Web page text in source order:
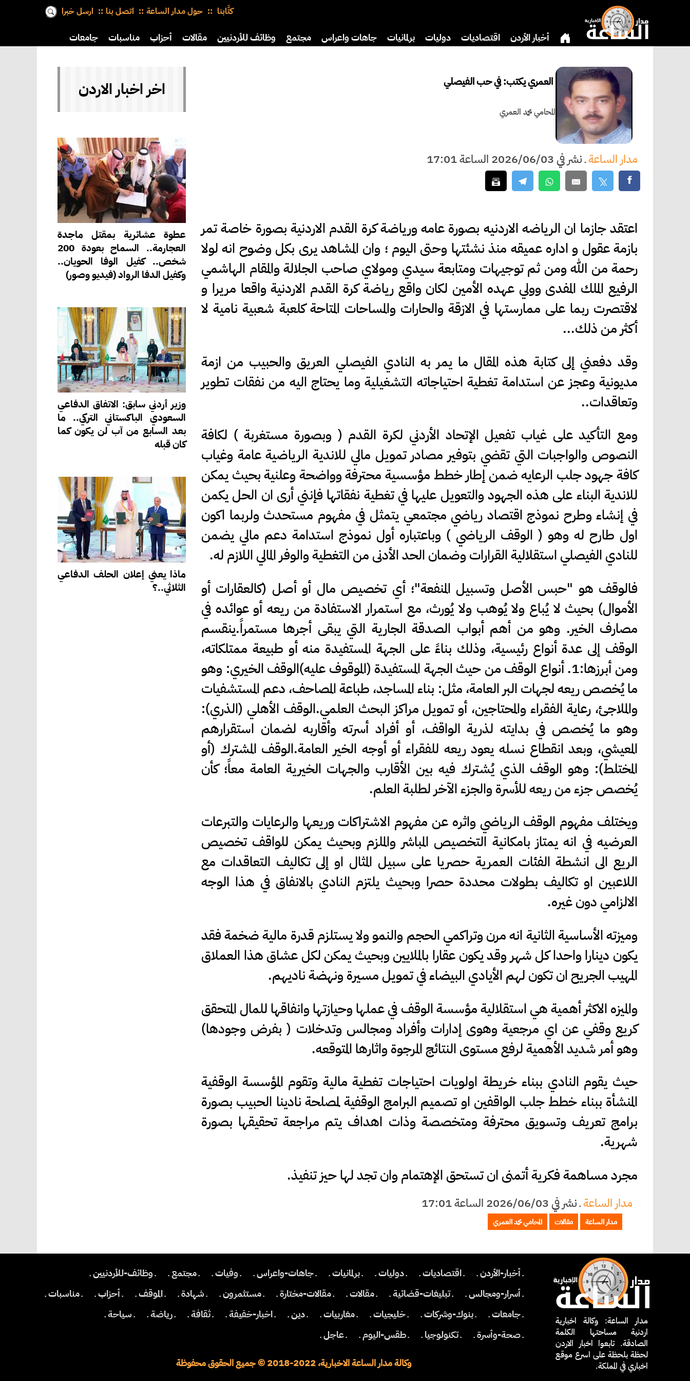
كتَّابنا حول مدار الساعة اتصل بنا ارسل خبرا
أخبار الأردن اقتصاديات دوليات برلمانيات جاهات واعراس مجتمع وظائف للأردنيين مقالات أحزاب مناسبات جامعات
العمري يكتب: في حب الفيصلي
المحامي محمد العمري
مدار الساعةـنشر في 2026/06/03 الساعة 17:01
اعتقد جازما ان الرياضه الاردنيه بصورة عامه ورياضة كرة القدم الاردنية بصورة خاصة تمر
بازمة عقول و اداره عميقه منذ نشئتها وحتى اليوم ؛ وان المشاهد يرى بكل وضوح انه لولا
رحمة من الله ومن ثم توجيهات ومتابعة سيدي ومولاي صاحب الجلالة والمقام الهاشمي
الرفيع الملك المفدى وولي عهده الأمين لكان واقع رياضة كرة القدم الاردنية واقعا مريرا و
لاقتصرت ربما على ممارستها في الازقة والحارات والمساحات المتاحة كلعبة شعبية نامية لا
أكثر من ذلك...
وقد دفعني إلى كتابة هذه المقال ما يمر به النادي الفيصلي العريق والحبيب من ازمة
مديونية وعجز عن استدامة تغطية احتياجاته التشغيلية وما يحتاج اليه من نفقات تطوير
وتعاقدات..
ومع التأكيد على غياب تفعيل الإتحاد الأردني لكرة القدم ( وبصورة مستغربة ) لكافة
النصوص والواجبات التي تقضي بتوفير مصادر تمويل مالي للاندية الرياضية عامة وغياب
كافة جهود جلب الرعايه ضمن إطار خطط مؤسسية محترفة وواضحة وعلنية بحيث يمكن
للاندية البناء على هذه الجهود والتعويل عليها في تغطية نفقاتها فإنني أرى ان الحل يكمن
في إنشاء وطرح نموذج اقتصاد رياضي مجتمعي يتمثل في مفهوم مستحدث ولربما اكون
اول طارح له وهو ( الوقف الرياضي ) وباعتباره أول نموذج استدامة دعم مالي يضمن
للنادي الفيصلي استقلالية القرارات وضمان الحد الأدنى من التغطية والوفر المالي اللازم له.
فالوقف هو "حبس الأصل وتسبيل المنفعة"؛ أي تخصيص مال أو أصل (كالعقارات أو
الأموال) بحيث لا يُباع ولا يُوهب ولا يُورث، مع استمرار الاستفادة من ريعه أو عوائده في
مصارف الخير. وهو من أهم أبواب الصدقة الجارية التي يبقى أجرها مستمراً.ينقسم
الوقف إلى عدة أنواع رئيسية، وذلك بناءً على الجهة المستفيدة منه أو طبيعة ممتلكاته،
ومن أبرزها:1. أنواع الوقف من حيث الجهة المستفيدة (الموقوف عليه)الوقف الخيري: وهو
ما يُخصص ريعه لجهات البر العامة، مثل: بناء المساجد، طباعة المصاحف، دعم المستشفيات
والملاجئ، رعاية الفقراء والمحتاجين، أو تمويل مراكز البحث العلمي.الوقف الأهلي (الذري):
وهو ما يُخصص في بدايته لذرية الواقف، أو أفراد أسرته وأقاربه لضمان استقرارهم
المعيشي، وبعد انقطاع نسله يعود ريعه للفقراء أو أوجه الخير العامة.الوقف المشترك (أو
المختلط): وهو الوقف الذي يُشترك فيه بين الأقارب والجهات الخيرية العامة معاً؛ كأن
يُخصص جزء من ريعه للأسرة والجزء الآخر لطلبة العلم.
ويختلف مفهوم الوقف الرياضي واثره عن مفهوم الاشتراكات وريعها والرعايات والتبرعات
العرضيه في انه يمتاز بامكانية التخصيص المباشر والملزم وبحيث يمكن للواقف تخصيص
الريع الى انشطة الفئات العمرية حصريا على سبيل المثال او إلى تكاليف التعاقدات مع
اللاعبين او تكاليف بطولات محددة حصرا وبحيث يلتزم النادي بالانفاق في هذا الوجه
الالزامي دون غيره.
وميزته الأساسية الثانية انه مرن وتراكمي الحجم والنمو ولا يستلزم قدرة مالية ضخمة فقد
يكون دينارا واحدا كل شهر وقد يكون عقارا بالملايين وبحيث يمكن لكل عشاق هذا العملاق
المهيب الجريح ان تكون لهم الأيادي البيضاء في تمويل مسيرة ونهضة ناديهم.
والميزه الاكثر أهمية هي استقلالية مؤسسة الوقف في عملها وحيازتها وانفاقها للمال المتحقق
كريع وقفي عن اي مرجعية وهوى إدارات وأفراد ومجالس وتدخلات ( بفرض وجودها)
وهو أمر شديد الأهمية لرفع مستوى النتائج المرجوة واثارها المتوقعه.
حيث يقوم النادي ببناء خريطة اولويات احتياجات تغطية مالية وتقوم المؤسسة الوقفية
المنشأة ببناء خطط جلب الواقفين او تصميم البرامج الوقفية لمصلحة نادينا الحبيب بصورة
برامج تعريف وتسويق محترفة ومتخصصة وذات اهداف يتم مراجعة تحقيقها بصورة
شهرية.
مجرد مساهمة فكرية أتمنى ان تستحق الإهتمام وان تجد لها حيز تنفيذ.
مدار الساعةـنشر في 2026/06/03 الساعة 17:01
مدار الساعة مقالات المحامي محمد العمري
اخر اخبار الاردن
عطوة عشائرية بمقتل ماجدة
العجارمة.. السماح بعودة 200
شخص.. كفيل الوفا الحويان..
وكفيل الدفا الرواد (فيديو وصور)
وزير أردني سابق: الاتفاق الدفاعي
السعودي الباكستاني التركي.. ما
بعد السابع من آب لن يكون كما
كان قبله
ماذا يعني إعلان الحلف الدفاعي
الثلاثي..؟
مدار الساعة: وكالة اخبارية
اردنية مساحتها الكلمة
الصادقة. تابعوا اخبار الاردن
لحظة بلحظة على اسرع موقع
اخباري في المملكة.
ـ أخبار-الأردن ـ ـ اقتصاديات ـ ـ دوليات ـ ـ برلمانيات ـ ـ جاهات-واعراس ـ ـ وفيات ـ ـ مجتمع ـ
ـ وظائف-للأردنيين ـ
ـ أسرار-ومجالس ـ
ـ تبليغات-قضائية ـ ـ مقالات ـ ـ مقالات-مختارة ـ ـ مستثمرون ـ ـ شهادة ـ ـ الموقف ـ ـ أحزاب ـ
ـ مناسبات ـ
ـ جامعات ـ
ـ بنوك-وشركات ـ ـ خليجيات ـ ـ مغاربيات ـ ـ دين ـ ـ اخبار-خفيفة ـ ـ ثقافة ـ ـ رياضة ـ
ـ سياحة ـ
ـ صحة-وأسرة ـ
ـ تكنولوجيا ـ ـ طقس-اليوم ـ ـ عاجل ـ
وكالة مدار الساعة الاخبارية، 2022-2018 © جميع الحقوق محفوظة